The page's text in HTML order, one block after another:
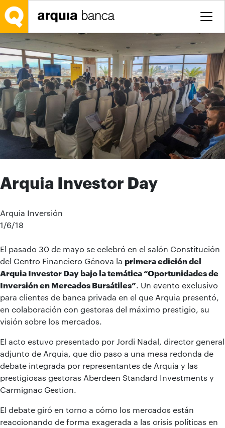
Saltar al contenido principal
Arquia Investor Day
Arquia Inversión
1/6/18
El pasado 30 de mayo se celebró en el salón Constitución
del Centro Financiero Génova la primera edición del
Arquia Investor Day bajo la temática “Oportunidades de
Inversión en Mercados Bursátiles” . Un evento exclusivo
para clientes de banca privada en el que Arquia presentó,
en colaboración con gestoras del máximo prestigio, su
visión sobre los mercados.
El acto estuvo presentado por Jordi Nadal, director general
adjunto de Arquia, que dio paso a una mesa redonda de
debate integrada por representantes de Arquia y las
prestigiosas gestoras Aberdeen Standard Investments y
Carmignac Gestion.
El debate giró en torno a cómo los mercados están
reaccionando de forma exagerada a las crisis políticas en